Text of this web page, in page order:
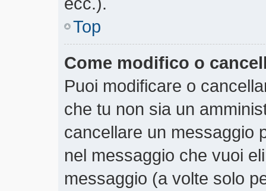
Top
Come modifico o
Puoi modificare o
che tu non sia un
cancellare un messaggio
nel messaggio che vuoi
messaggio (a volte solo